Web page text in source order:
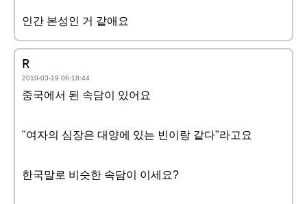
인간 본성인 거 같애요
R
2010-03-19 06:18:44
중국에서 된 속담이 있어요
"여자의 심장은 대양에 있는 빈이랑 같다"라고요
한국말로 비슷한 속담이 이세요?